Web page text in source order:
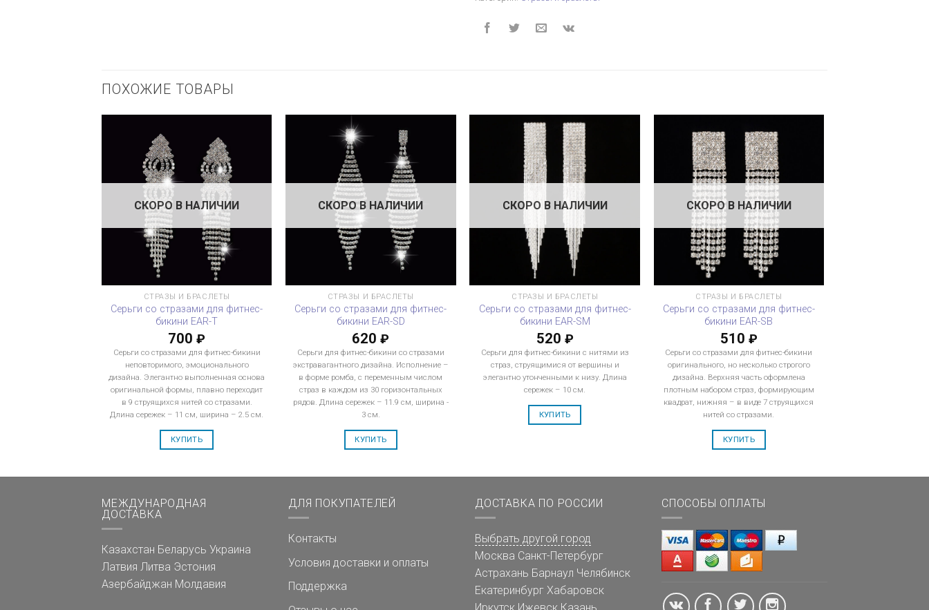
ПОХОЖИЕ ТОВАРЫ
СКОРО В НАЛИЧИИ
СТРАЗЫ И БРАСЛЕТЫ
Серьги со стразами для фитнес-
бикини EAR-T
700₽
Серьги со стразами для фитнес-бикини
неповторимого, эмоционального
дизайна. Элегантно выполненная основа
оригинальной формы, плавно переходит
в 9 струящихся нитей со стразами.
Длина сережек – 11 см, ширина – 2.5 см.
КУПИТЬ
СКОРО В НАЛИЧИИ
СТРАЗЫ И БРАСЛЕТЫ
Серьги со стразами для фитнес-
бикини EAR-SD
620₽
Серьги для фитнес-бикини со стразами
экстравагантного дизайна. Исполнение –
в форме ромба, с переменным числом
страз в каждом из 30 горизонтальных
рядов. Длина сережек – 11.9 см, ширина -
3 см.
КУПИТЬ
СКОРО В НАЛИЧИИ
СТРАЗЫ И БРАСЛЕТЫ
Серьги со стразами для фитнес-
бикини EAR-SM
520 ₽
Серьги для фитнес-бикини с нитями из
страз, струящимися от вершины и
элегантно утонченными к низу. Длина
сережек – 10 см.
КУПИТЬ
СКОРО В НАЛИЧИИ
СТРАЗЫ И БРАСЛЕТЫ
Серьги со стразами для фитнес-
бикини EAR-SB
510 ₽
Серьги со стразами для фитнес-бикини
оригинального, но несколько строгого
дизайна. Верхняя часть оформлена
плотным набором страз, формирующим
квадрат, нижняя – в виде 7 струящихся
нитей со стразами.
КУПИТЬ
МЕЖДУНАРОДНАЯ
ДОСТАВКА
Казахстан Беларусь Украина
Латвия Литва Эстония
Азербайджан Молдавия
ДЛЯ ПОКУПАТЕЛЕЙ
Контакты
Условия доставки и оплаты
Поддержка
ДОСТАВКА ПО РОССИИ
Выбрать другой город
Москва Санкт-Петербург
Астрахань Барнаул Челябинск
Екатеринбург Хабаровск
СПОСОБЫ ОПЛАТЫ